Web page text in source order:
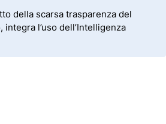
della scarsa trasparenza del
l’uso dell’Intelligenza